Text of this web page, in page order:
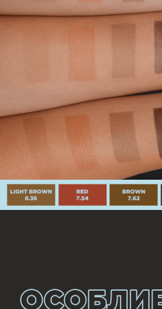
Очистіть зону брів за допомогою м’якого
шампуню-піни Cloudy Foam 3-в-1 від OKO